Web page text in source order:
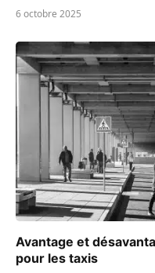
6 octobre 2025
Avantage et
pour les taxis